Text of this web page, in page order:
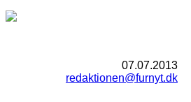
07.07.2013
redaktionen@furnyt.dk